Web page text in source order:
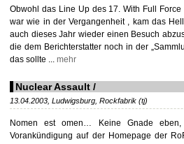
Obwohl das Line Up des 17. With Full
war wie in der Vergangenheit , kam das
auch dieses Jahr wieder einen Besuch
die dem Berichterstatter noch in der
das sollte ... mehr
Nuclear Assault /
13.04.2003, Ludwigsburg, Rockfabrik (tj)
Nomen est omen… Keine Gnade
Vorankündigung auf der Homepage der